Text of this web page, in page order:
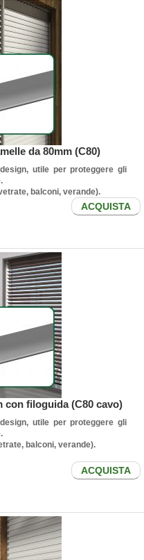
da 80mm (C80)
utile per proteggere gli
balconi, verande).
ACQUISTA
con filoguida (C80 cavo)
utile per proteggere gli
balconi, verande).
ACQUISTA